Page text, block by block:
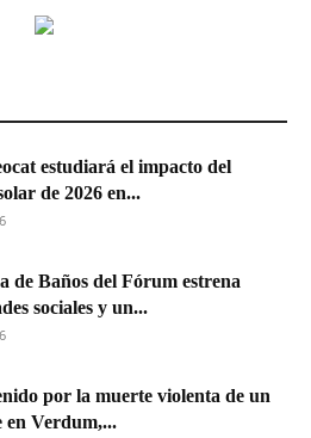
estudiará el impacto del
de 2026 en...
de Baños del Fórum estrena
sociales y un...
por la muerte violenta de un
en Verdum,...